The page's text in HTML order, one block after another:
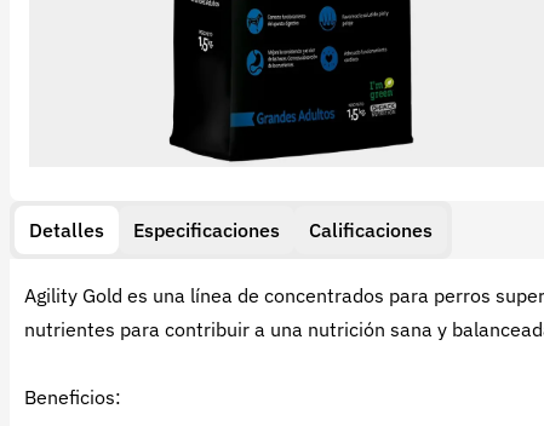
Detalles Especificaciones Calificaciones
Agility Gold es una línea de concentrados para perros
nutrientes para contribuir a una nutrición sana y
Beneficios: